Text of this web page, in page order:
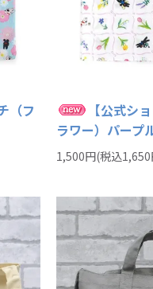
（フ
【公式シ
ラワー）パー
1,500円(税込1,650